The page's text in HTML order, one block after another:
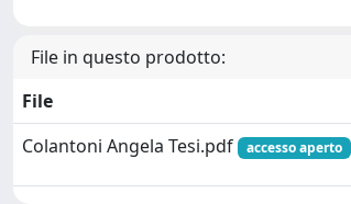
File in questo prodotto:
File
Colantoni Angela Tesi.pdf
accesso aperto